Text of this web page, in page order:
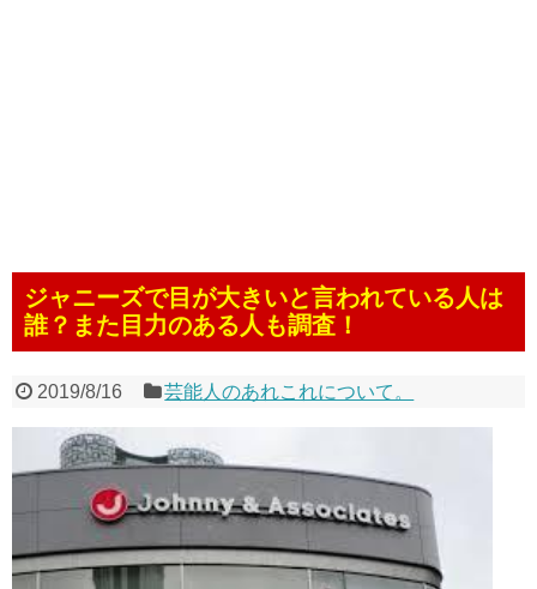
ジャニーズで目が大きいと言われている人は
誰？また目力のある人も調査！
2019/8/16 芸能人のあれこれについて。